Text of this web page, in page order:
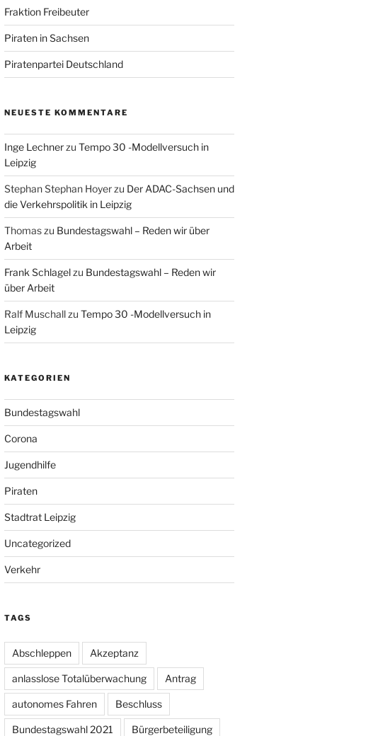
Fraktion Freibeuter
Piraten in Sachsen
Piratenpartei Deutschland
NEUESTE KOMMENTARE
Inge Lechnerzu Tempo 30 -Modellversuch in
Leipzig
Stephan Stephan Hoyerzu Der ADAC-Sachsen und
die Verkehrspolitik in Leipzig
Thomaszu Bundestagswahl – Reden wir über
Arbeit
Frank Schlagelzu Bundestagswahl – Reden wir
über Arbeit
Ralf Muschallzu Tempo 30 -Modellversuch in
Leipzig
KATEGORIEN
Bundestagswahl
Corona
Jugendhilfe
Piraten
Stadtrat Leipzig
Uncategorized
Verkehr
TAGS
Abschleppen Akzeptanz
anlasslose Totalüberwachung Antrag
autonomes Fahren Beschluss
Bundestagswahl 2021 Bürgerbeteiligung